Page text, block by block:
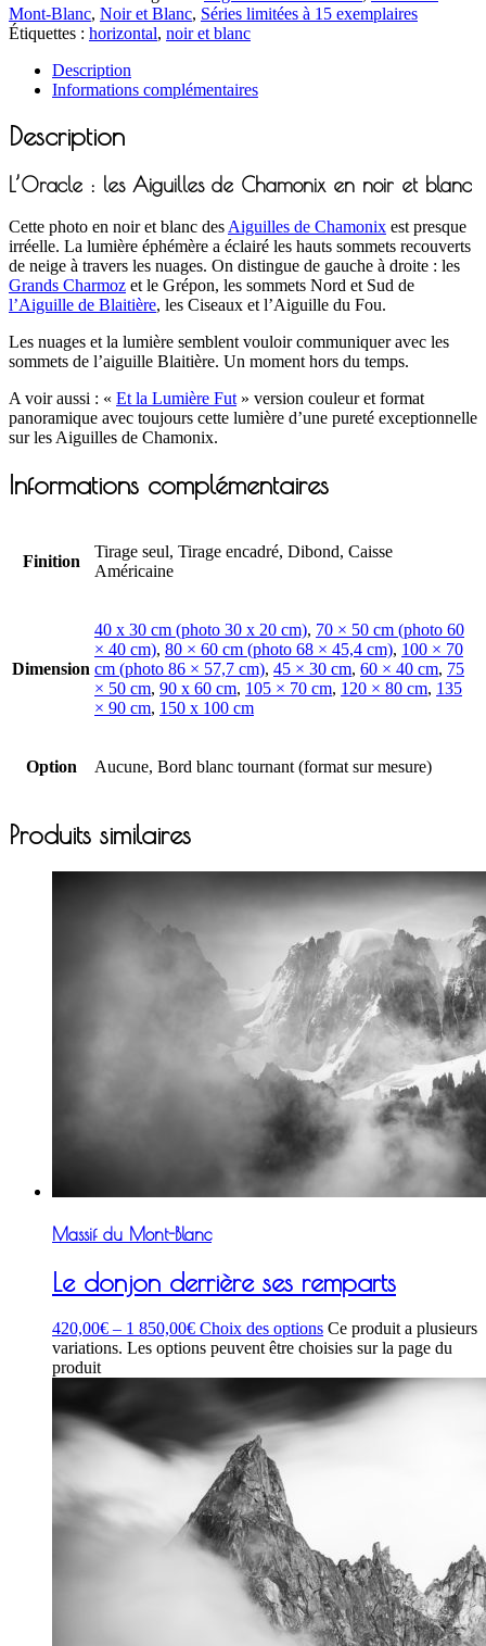
Mont-Blanc, Noir et Blanc, Séries limitées à 15 exemplaires
Étiquettes : horizontal, noir et blanc
Description
Informations complémentaires
Description
L’Oracle : les Aiguilles de Chamonix en noir et blanc
Cette photo en noir et blanc des Aiguilles de Chamonix est presque
irréelle. La lumière éphémère a éclairé les hauts sommets recouverts
de neige à travers les nuages. On distingue de gauche à droite : les
Grands Charmoz et le Grépon, les sommets Nord et Sud de
l’Aiguille de Blaitière, les Ciseaux et l’Aiguille du Fou.
Les nuages et la lumière semblent vouloir communiquer avec les
sommets de l’aiguille Blaitière. Un moment hors du temps.
A voir aussi : « Et la Lumière Fut » version couleur et format
panoramique avec toujours cette lumière d’une pureté exceptionnelle
sur les Aiguilles de Chamonix.
Informations complémentaires
Finition
Tirage seul, Tirage encadré, Dibond, Caisse
Américaine
Dimension
40 x 30 cm (photo 30 x 20 cm), 70 × 50 cm (photo 60
× 40 cm), 80 × 60 cm (photo 68 × 45,4 cm), 100 × 70
cm (photo 86 × 57,7 cm), 45 × 30 cm, 60 × 40 cm, 75
× 50 cm, 90 x 60 cm, 105 × 70 cm, 120 × 80 cm, 135
× 90 cm, 150 x 100 cm
Option Aucune, Bord blanc tournant (format sur mesure)
Produits similaires
Massif du Mont-Blanc
Le donjon derrière ses remparts
420,00€ – 1 850,00€ Choix des options Ce produit a plusieurs
variations. Les options peuvent être choisies sur la page du
produit